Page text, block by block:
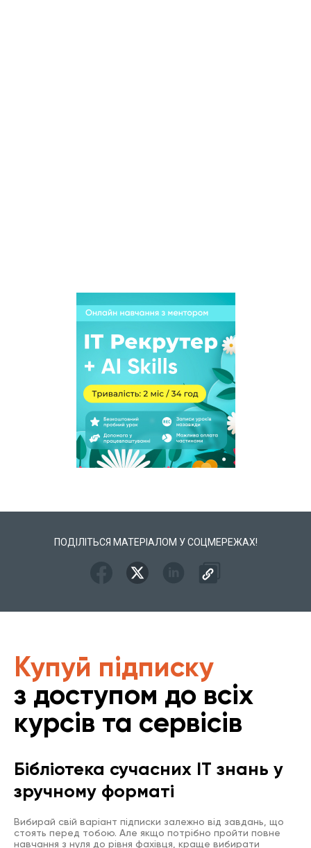
ПОДІЛІТЬСЯ МАТЕРІАЛОМ У СОЦМЕРЕЖАХ!
Купуй підписку
з доступом до всіх
курсів та сервісів
Бібліотека сучасних IT знань у
зручному форматі
Вибирай свій варіант підписки залежно від завдань, що
стоять перед тобою. Але якщо потрібно пройти повне
навчання з нуля до рівня фахівця, краще вибирати